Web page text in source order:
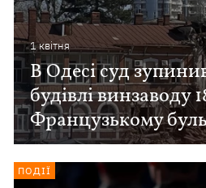
1 квiтня
В Одесі суд
будівлі винзаводу
Французькому
ПОДІЇ